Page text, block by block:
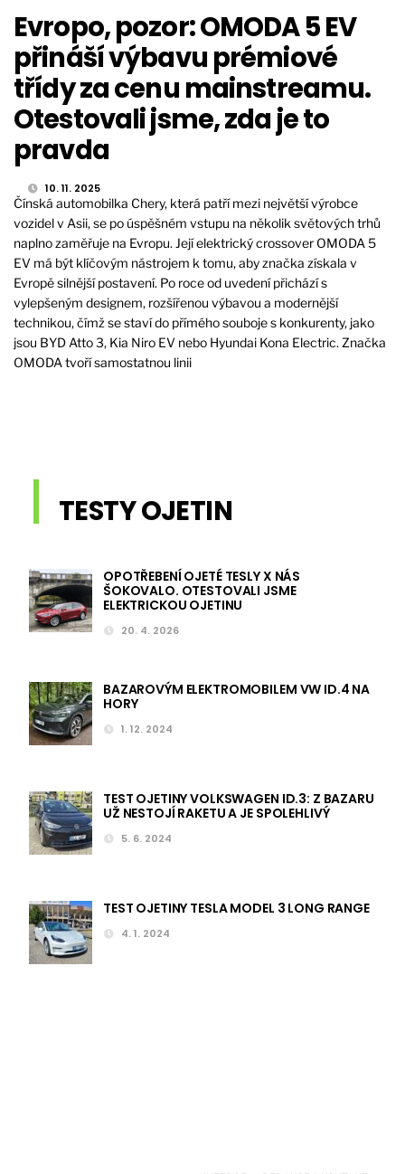
Evropo, pozor: OMODA 5 EV
přináší výbavu prémiové
třídy za cenu mainstreamu.
Otestovali jsme, zda je to
pravda
10. 11. 2025
Čínská automobilka Chery, která patří mezi největší výrobce
vozidel v Asii, se po úspěšném vstupu na několik světových trhů
naplno zaměřuje na Evropu. Její elektrický crossover OMODA 5
EV má být klíčovým nástrojem k tomu, aby značka získala v
Evropě silnější postavení. Po roce od uvedení přichází s
vylepšeným designem, rozšířenou výbavou a modernější
technikou, čímž se staví do přímého souboje s konkurenty, jako
jsou BYD Atto 3, Kia Niro EV nebo Hyundai Kona Electric. Značka
OMODA tvoří samostatnou linii
TESTY OJETIN
OPOTŘEBENÍ OJETÉ TESLY X NÁS
ŠOKOVALO. OTESTOVALI JSME
ELEKTRICKOU OJETINU
20. 4. 2026
BAZAROVÝM ELEKTROMOBILEM VW ID.4 NA
HORY
1. 12. 2024
TEST OJETINY VOLKSWAGEN ID.3: Z BAZARU
UŽ NESTOJÍ RAKETU A JE SPOLEHLIVÝ
5. 6. 2024
TEST OJETINY TESLA MODEL 3 LONG RANGE
4. 1. 2024